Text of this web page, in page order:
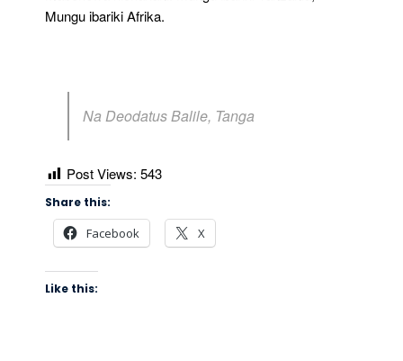
Mungu ibariki Afrika.
Na Deodatus Balile, Tanga
Post Views: 543
Share this:
Facebook X
Like this: